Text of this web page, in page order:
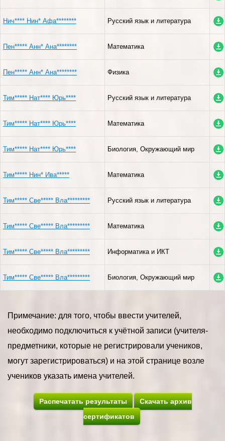
Нич**** Нин* Афа******** Русский язык и литература
Пен***** Анн* Ана******** Математика
Пен***** Анн* Ана******** Физика
Тим***** Нат**** Юрь**** Русский язык и литература
Тим***** Нат**** Юрь**** Математика
Тим***** Нат**** Юрь**** Биология, Окружающий мир
Тим***** Нин* Ива***** Математика
Тим***** Све***** Вла********* Русский язык и литература
Тим***** Све***** Вла********* Математика
Тим***** Све***** Вла********* Информатика и ИКТ
Тим***** Све***** Вла********* Биология, Окружающий мир
Примечание: для того, чтобы ввести учителей,
необходимо подключиться к учётной записи (учителя-
предметники, которые не регистрировали учеников,
могут зарегистрироваться) и на этой странице возле
учеников указать имена учителей.
Распечатать результаты
Скачать архив
сертификатов